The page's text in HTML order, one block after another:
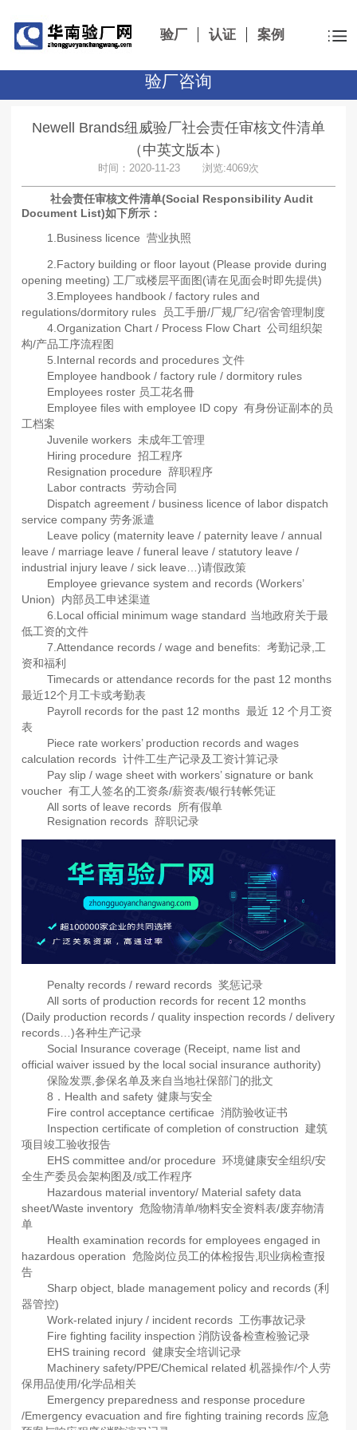
验厂 认证 案例
验厂咨询
Newell Brands纽威验厂社会责任审核文件清单
（中英文版本）
时间：2020-11-23 浏览:4069次
社会责任审核文件清单(Social Responsibility Audit
Document List)如下所示：
1.Business licence 营业执照
2.Factory building or floor layout (Please provide during
opening meeting) 工厂或楼层平面图(请在见面会时即先提供)
3.Employees handbook / factory rules and
regulations/dormitory rules 员工手册/厂规厂纪/宿舍管理制度
4.Organization Chart / Process Flow Chart 公司组织架
构/产品工序流程图
5.Internal records and procedures 文件
Employee handbook / factory rule / dormitory rules
Employees roster 员工花名冊
Employee files with employee ID copy 有身份证副本的员
工档案
Juvenile workers 未成年工管理
Hiring procedure 招工程序
Resignation procedure 辞职程序
Labor contracts 劳动合同
Dispatch agreement / business licence of labor dispatch
service company 劳务派遣
Leave policy (maternity leave / paternity leave / annual
leave / marriage leave / funeral leave / statutory leave /
industrial injury leave / sick leave…)请假政策
Employee grievance system and records (Workers’
Union) 内部员工申述渠道
6.Local official minimum wage standard 当地政府关于最
低工资的文件
7.Attendance records / wage and benefits: 考勤记录,工
资和福利
Timecards or attendance records for the past 12 months
最近12个月工卡或考勤表
Payroll records for the past 12 months 最近 12 个月工资
表
Piece rate workers’ production records and wages
calculation records 计件工生产记录及工资计算记录
Pay slip / wage sheet with workers’ signature or bank
voucher 有工人签名的工资条/薪资表/银行转帐凭证
All sorts of leave records 所有假单
Resignation records 辞职记录
Penalty records / reward records 奖惩记录
All sorts of production records for recent 12 months
(Daily production records / quality inspection records / delivery
records…)各种生产记录
Social Insurance coverage (Receipt, name list and
official waiver issued by the local social insurance authority)
保险发票,参保名单及来自当地社保部门的批文
8．Health and safety 健康与安全
Fire control acceptance certificae 消防验收证书
Inspection certificate of completion of construction 建筑
项目竣工验收报告
EHS committee and/or procedure 环境健康安全组织/安
全生产委员会架构图及/或工作程序
Hazardous material inventory/ Material safety data
sheet/Waste inventory 危险物清单/物料安全资料表/废弃物清
单
Health examination records for employees engaged in
hazardous operation 危险岗位员工的体检报告,职业病检查报
告
Sharp object, blade management policy and records (利
器管控)
Work-related injury / incident records 工伤事故记录
Fire fighting facility inspection 消防设备检查检验记录
EHS training record 健康安全培训记录
Machinery safety/PPE/Chemical related 机器操作/个人劳
保用品使用/化学品相关
Emergency preparedness and response procedure
/Emergency evacuation and fire fighting training records 应急